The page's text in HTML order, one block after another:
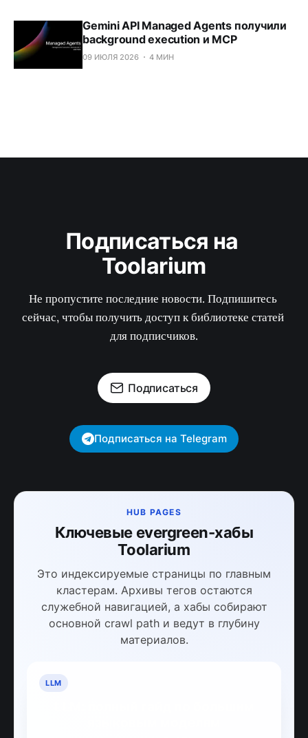
Gemini API Managed Agents получили
background execution и MCP
09 ИЮЛЯ 2026 4 МИН
Подписаться на
Toolarium
Не пропустите последние новости. Подпишитесь
сейчас, чтобы получить доступ к библиотеке статей
для подписчиков.
Подписаться
Подписаться на Telegram
HUB PAGES
Ключевые evergreen-хабы
Toolarium
Это индексируемые страницы по главным
кластерам. Архивы тегов остаются
служебной навигацией, а хабы собирают
основной crawl path и ведут в глубину
материалов.
LLM